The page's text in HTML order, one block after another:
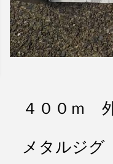
４００ｍ
メタルジグ